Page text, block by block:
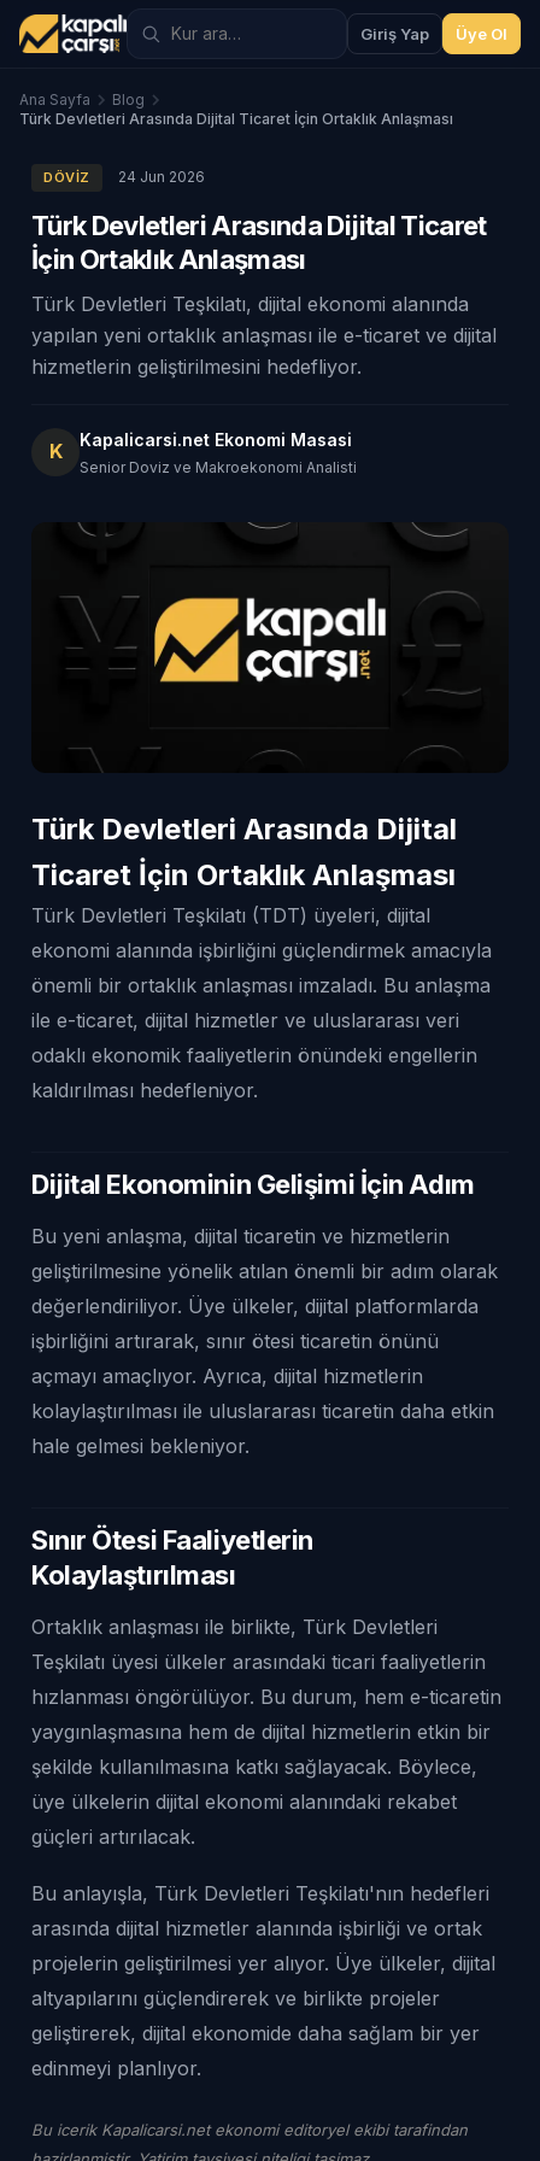
Giriş Yap Üye Ol
Ana Sayfa
Blog
Türk Devletleri Arasında Dijital Ticaret İçin Ortaklık Anlaşması
DÖVIZ 24 Jun 2026
Türk Devletleri Arasında Dijital Ticaret
İçin Ortaklık Anlaşması
Türk Devletleri Teşkilatı, dijital ekonomi alanında
yapılan yeni ortaklık anlaşması ile e-ticaret ve dijital
hizmetlerin geliştirilmesini hedefliyor.
K Kapalicarsi.net Ekonomi Masasi
Senior Doviz ve Makroekonomi Analisti
Türk Devletleri Arasında Dijital
Ticaret İçin Ortaklık Anlaşması
Türk Devletleri Teşkilatı (TDT) üyeleri, dijital
ekonomi alanında işbirliğini güçlendirmek amacıyla
önemli bir ortaklık anlaşması imzaladı. Bu anlaşma
ile e-ticaret, dijital hizmetler ve uluslararası veri
odaklı ekonomik faaliyetlerin önündeki engellerin
kaldırılması hedefleniyor.
Dijital Ekonominin Gelişimi İçin Adım
Bu yeni anlaşma, dijital ticaretin ve hizmetlerin
geliştirilmesine yönelik atılan önemli bir adım olarak
değerlendiriliyor. Üye ülkeler, dijital platformlarda
işbirliğini artırarak, sınır ötesi ticaretin önünü
açmayı amaçlıyor. Ayrıca, dijital hizmetlerin
kolaylaştırılması ile uluslararası ticaretin daha etkin
hale gelmesi bekleniyor.
Sınır Ötesi Faaliyetlerin
Kolaylaştırılması
Ortaklık anlaşması ile birlikte, Türk Devletleri
Teşkilatı üyesi ülkeler arasındaki ticari faaliyetlerin
hızlanması öngörülüyor. Bu durum, hem e-ticaretin
yaygınlaşmasına hem de dijital hizmetlerin etkin bir
şekilde kullanılmasına katkı sağlayacak. Böylece,
üye ülkelerin dijital ekonomi alanındaki rekabet
güçleri artırılacak.
Bu anlayışla, Türk Devletleri Teşkilatı'nın hedefleri
arasında dijital hizmetler alanında işbirliği ve ortak
projelerin geliştirilmesi yer alıyor. Üye ülkeler, dijital
altyapılarını güçlendirerek ve birlikte projeler
geliştirerek, dijital ekonomide daha sağlam bir yer
edinmeyi planlıyor.
Bu icerik Kapalicarsi.net ekonomi editoryel ekibi tarafindan